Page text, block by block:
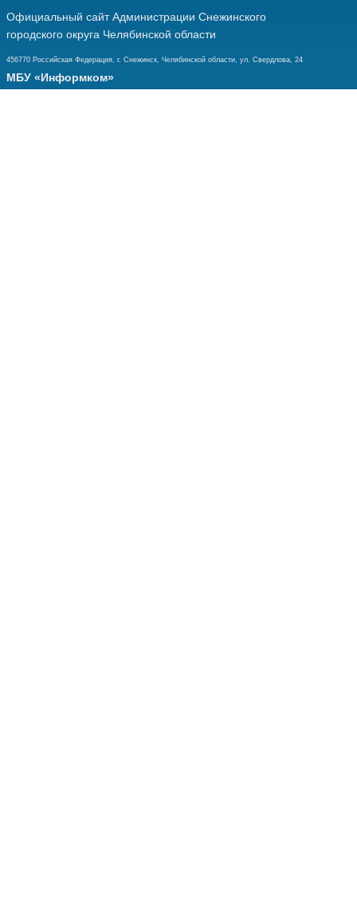
Официальный сайт Администрации Снежинского
городского округа Челябинской области
456770 Российская Федерация, г. Снежинск, Челябинской области, ул. Свердлова, 24
МБУ «Информком»